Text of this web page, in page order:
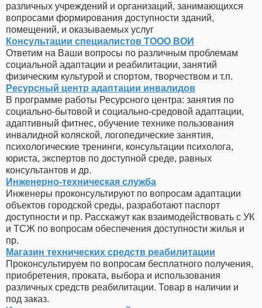
различных учреждений и организаций, занимающихся
вопросами формирования доступности зданий,
помещений, и оказываемых услуг
Консультации специалистов ТООО ВОИ
Ответим на Ваши вопросы по различным проблемам
социальной адаптации и реабилитации, занятий
физическим культурой и спортом, творчеством и т.п.
Ресурсный центр адаптации инвалидов
В программе работы Ресурсного центра: занятия по
социально-бытовой и социально-средовой адаптации,
адаптивный фитнес, обучение технике пользования
инвалидной коляской, логопедические занятия,
психологические тренинги, консультации психолога,
юриста, экспертов по доступной среде, равных
консультантов и др.
Инженерно-техническая служба
Инженеры проконсультируют по вопросам адаптации
объектов городской среды, разработают паспорт
доступности и пр. Расскажут как взаимодействовать с УК
и ТСЖ по вопросам обеспечения доступности жилья и
пр.
Магазин технических средств реабилитации
Проконсультируем по вопросам бесплатного получения,
приобретения, проката, выбора и использования
различных средств реабилитации. Товар в наличии и
под заказ.